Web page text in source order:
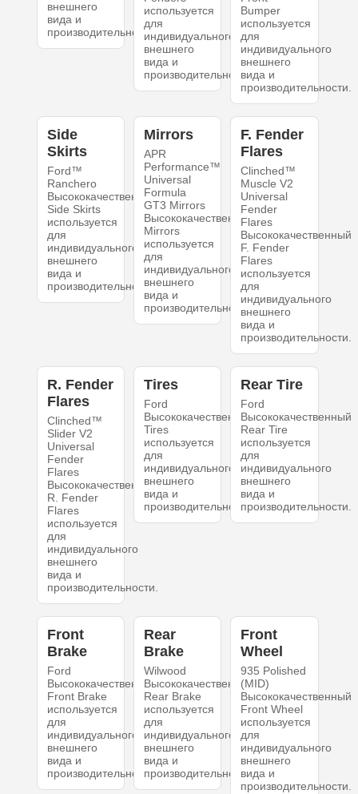
внешнего
вида и
производительности.
используется
для
индивидуального
внешнего
вида и
производительности.
Bumper
используется
для
индивидуального
внешнего
вида и
производительности.
Side
Skirts
Ford™
Ranchero
Высококачественный
Side Skirts
используется
для
индивидуального
внешнего
вида и
производительности.
Mirrors
APR
Performance™
Universal
Formula
GT3 Mirrors
Высококачественный
Mirrors
используется
для
индивидуального
внешнего
вида и
производительности.
F. Fender
Flares
Clinched™
Muscle V2
Universal
Fender
Flares
Высококачественный
F. Fender
Flares
используется
для
индивидуального
внешнего
вида и
производительности.
R. Fender
Flares
Clinched™
Slider V2
Universal
Fender
Flares
Высококачественный
R. Fender
Flares
используется
для
индивидуального
внешнего
вида и
производительности.
Tires
Ford
Высококачественный
Tires
используется
для
индивидуального
внешнего
вида и
производительности.
Rear Tire
Ford
Высококачественный
Rear Tire
используется
для
индивидуального
внешнего
вида и
производительности.
Front
Brake
Ford
Высококачественный
Front Brake
используется
для
индивидуального
внешнего
вида и
производительности.
Rear
Brake
Wilwood
Высококачественный
Rear Brake
используется
для
индивидуального
внешнего
вида и
производительности.
Front
Wheel
935 Polished
(MID)
Высококачественный
Front Wheel
используется
для
индивидуального
внешнего
вида и
производительности.